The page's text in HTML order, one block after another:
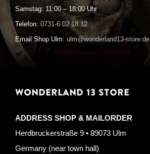
Samstag: 11:00 – 18:00 Uhr
Telefon: 0731-6 02 18 12
Email Shop Ulm: ulm@wonderland13-store.de
WONDERLAND 13 STORE
ADDRESS SHOP & MAILORDER
Herdbruckerstraße 9 • 89073 Ulm
Germany (near town hall)